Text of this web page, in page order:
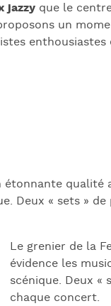
jazzy que le
un
étonnante
Deux « sets »
Le grenier de la
évidence les
scénique. Deux
chaque concert.